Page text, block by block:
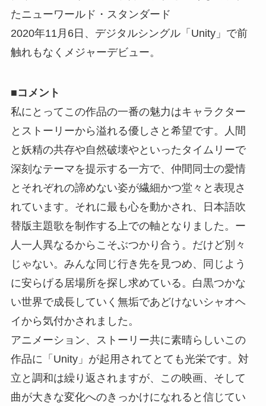
たニューワールド・スタンダード
2020年11月6日、デジタルシングル「Unity」で前
触れもなくメジャーデビュー。
■コメント
私にとってこの作品の一番の魅力はキャラクター
とストーリーから溢れる優しさと希望です。人間
と妖精の共存や自然破壊やといったタイムリーで
深刻なテーマを提示する一方で、仲間同士の愛情
とそれぞれの諦めない姿が繊細かつ堂々と表現さ
れています。それに最も心を動かされ、日本語吹
替版主題歌を制作する上での軸となりました。ー
人一人異なるからこそぶつかり合う。だけど別々
じゃない。みんな同じ行き先を見つめ、同じよう
に安らげる居場所を探し求めている。白黒つかな
い世界で成長していく無垢であどけないシャオヘ
イから気付かされました。
アニメーション、ストーリー共に素晴らしいこの
作品に「Unity」が起用されてとても光栄です。対
立と調和は繰り返されますが、この映画、そして
曲が大きな変化へのきっかけになれると信じてい